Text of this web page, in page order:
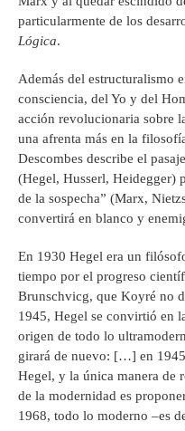
particularmente de los
Lógica.
Además del estructuralismo
consciencia, del Yo y del
acción revolucionaria sobre
una afrenta más en la
Descombes describe el
(Hegel, Husserl, Heidegger)
de la sospecha” (Marx,
convertirá en blanco y
En 1930 Hegel era un
tiempo por el progreso
Brunschvicg, que Koyré no
1945, Hegel se convirtió en
origen de todo lo
girará de nuevo: […] en
Hegel, y la única manera de
de la modernidad es
1968, todo lo moderno –es